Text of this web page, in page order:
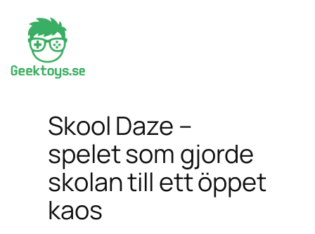
Hoppa
innehåll
Skool Daze –
spelet som gjorde
skolan till ett öppet
kaos